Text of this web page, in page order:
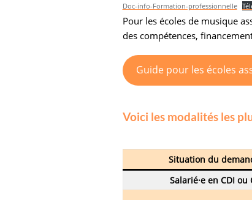
Doc-info-Formation-professionnelle
Pour les écoles de musique
des compétences,
Guide pour les écoles
Voici les modalités les
Situation du
Salarié·e en CDI ou